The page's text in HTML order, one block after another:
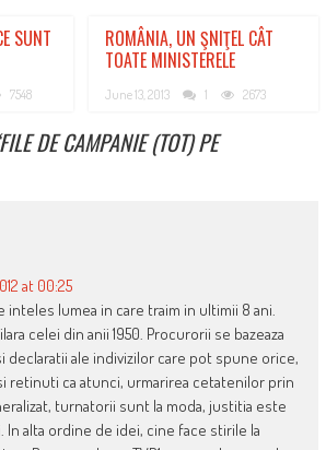
SUNT
7548
ROMÂNIA, UN ŞNIŢEL CÂT
TOATE MINISTERELE
June 13, 2013 1 2673
DE CAMPANIE (TOT) PE
at 00:25
inteles lumea in care traim in ultimii 8 ani.
celei din anii 1950. Procurorii se bazeaza
declaratii ale indivizilor care pot spune orice,
retinuti ca atunci, urmarirea cetatenilor prin
turnatorii sunt la moda, justitia este
In alta ordine de idei, cine face stirile la